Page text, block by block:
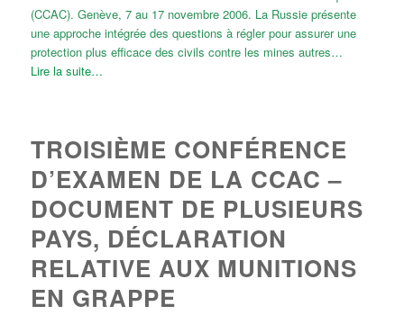
(CCAC). Genève, 7 au 17 novembre 2006. La Russie présente
une approche intégrée des questions à régler pour assurer une
protection plus efficace des civils contre les mines autres…
Lire la suite…
TROISIÈME CONFÉRENCE
D’EXAMEN DE LA CCAC –
DOCUMENT DE PLUSIEURS
PAYS, DÉCLARATION
RELATIVE AUX MUNITIONS
EN GRAPPE